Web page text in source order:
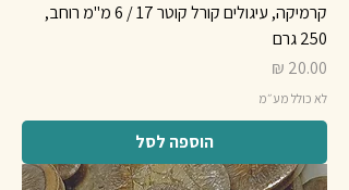
קרמיקה, עיגולים קורל קוטר 17 / 6 מ"מ רוחב,
250 גרם
מחיר
לא כולל מע״מ
הוספה לסל